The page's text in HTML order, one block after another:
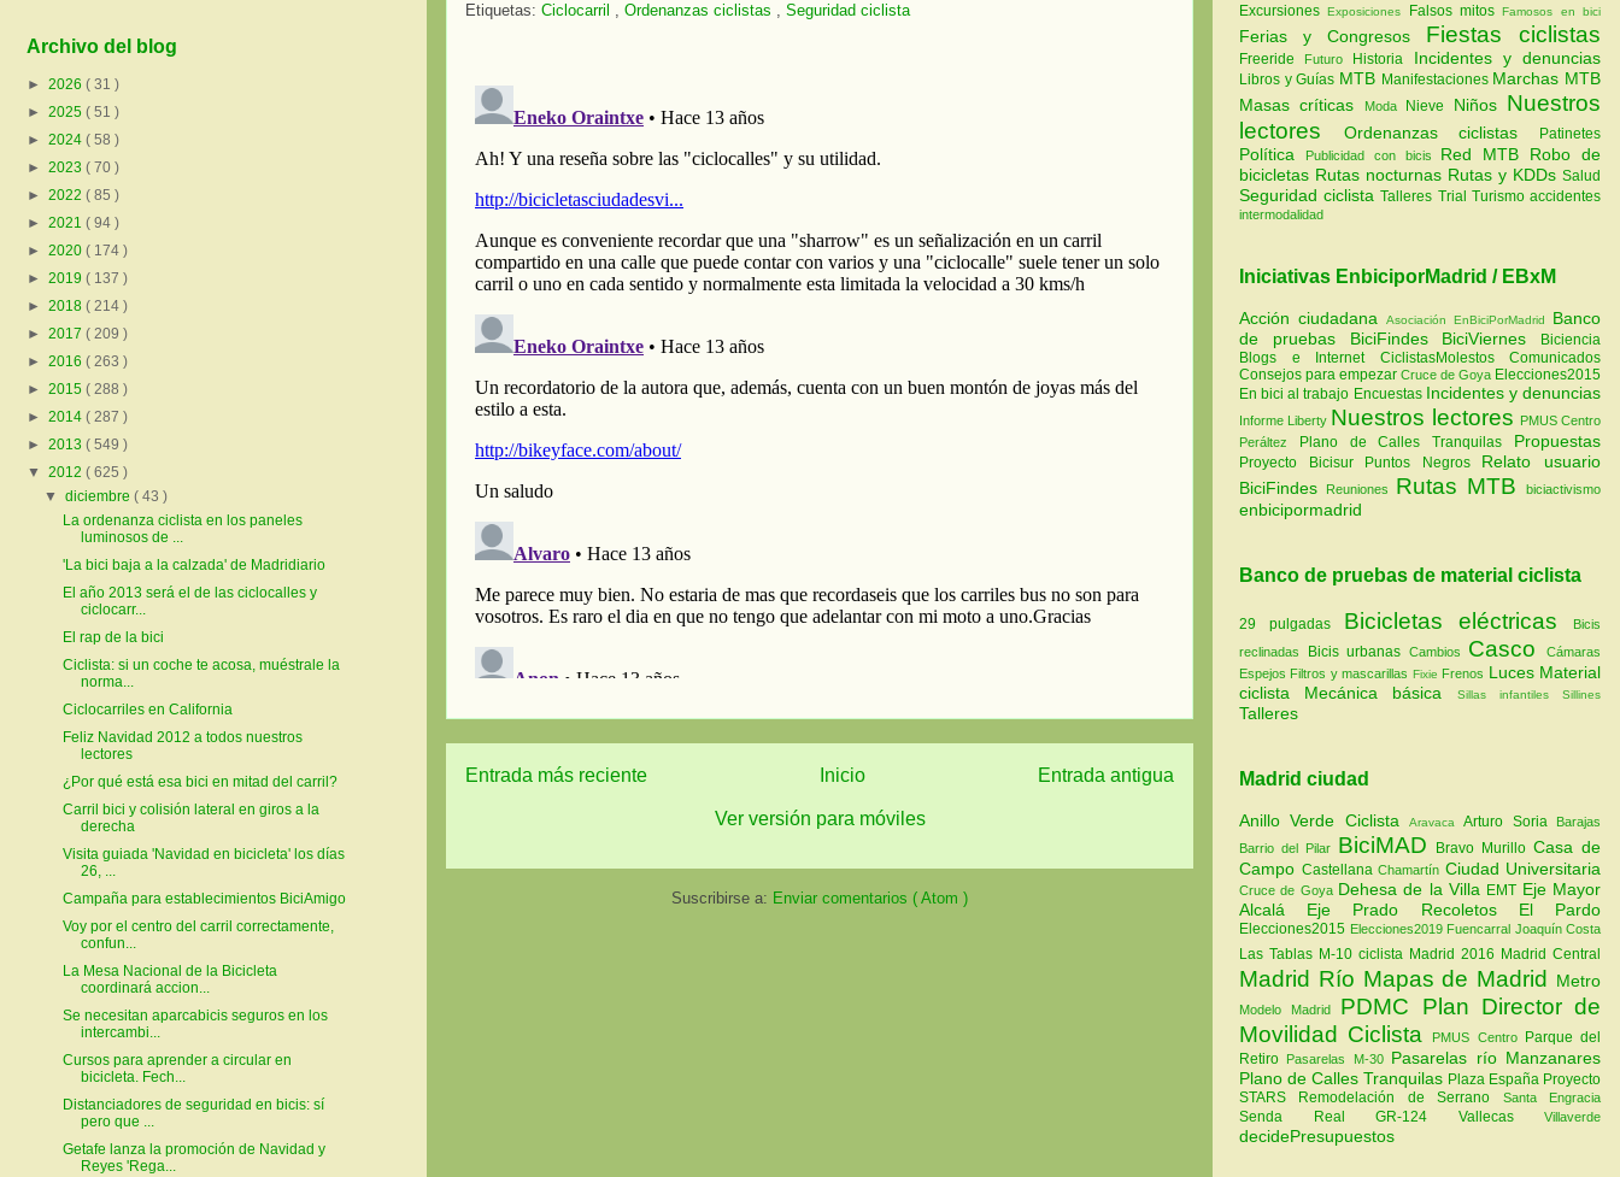
Etiquetas: Ciclocarril , Ordenanzas ciclistas , Seguridad ciclista
Entrada más reciente Entrada antigua
Inicio
Ver versión para móviles
Suscribirse a: Enviar comentarios ( Atom )
Archivo del blog
► 2026 ( 31 )
► 2025 ( 51 )
► 2024 ( 58 )
► 2023 ( 70 )
► 2022 ( 85 )
► 2021 ( 94 )
► 2020 ( 174 )
► 2019 ( 137 )
► 2018 ( 214 )
► 2017 ( 209 )
► 2016 ( 263 )
► 2015 ( 288 )
► 2014 ( 287 )
► 2013 ( 549 )
▼ 2012 ( 625 )
▼diciembre( 43 )
La ordenanza ciclista en los paneles
luminosos de ...
'La bici baja a la calzada' de Madridiario
El año 2013 será el de las ciclocalles y
ciclocarr...
El rap de la bici
Ciclista: si un coche te acosa, muéstrale la
norma...
Ciclocarriles en California
Feliz Navidad 2012 a todos nuestros
lectores
¿Por qué está esa bici en mitad del carril?
Carril bici y colisión lateral en giros a la
derecha
Visita guiada 'Navidad en bicicleta' los días
26, ...
Campaña para establecimientos BiciAmigo
Voy por el centro del carril correctamente,
confun...
La Mesa Nacional de la Bicicleta
coordinará accion...
Se necesitan aparcabicis seguros en los
intercambi...
Cursos para aprender a circular en
bicicleta. Fech...
Distanciadores de seguridad en bicis: sí
pero que ...
Getafe lanza la promoción de Navidad y
Reyes 'Rega...
ExcursionesExposiciones Falsos mitosFamosos en bici
Ferias y Congresos Fiestas ciclistas
Freeride Futuro Historia Incidentes y denuncias
Libros y Guías MTB Manifestaciones Marchas MTB
Masas críticas
Moda Nieve Niños Nuestros
lectores
Ordenanzas ciclistas Patinetes
Política Publicidad con bicis Red MTB Robo de
bicicletas Rutas nocturnas Rutas y KDDs Salud
Seguridad ciclistaTalleres Trial Turismoaccidentes
intermodalidad
Iniciativas EnbiciporMadrid / EBxM
Acción ciudadana Asociación EnBiciPorMadrid
Banco
de pruebas
BiciFindes BiciViernes
Biciencia
Blogs e Internet
CiclistasMolestos
Comunicados
Consejos para empezar Cruce de Goya Elecciones2015
En bici al trabajo Encuestas Incidentes y denuncias
Informe Liberty Nuestros lectores
PMUS Centro
Peráltez
Plano de Calles Tranquilas Propuestas
Proyecto Bicisur Puntos Negros
Relato usuario
BiciFindes
Reuniones Rutas MTB biciactivismo
enbicipormadrid
Banco de pruebas de material ciclista
29 pulgadas Bicicletas eléctricas
Bicis
reclinadas
Bicis urbanas Cambios Casco
Cámaras
Espejos Filtros y mascarillas Fixie Frenos Luces Material
ciclista
Mecánica básica Sillas infantiles Sillines
Talleres
Madrid ciudad
Anillo Verde Ciclista AravacaArturo Soria
Barajas
Barrio del Pilar BiciMAD Bravo MurilloCasa de
Campo Castellana Chamartín Ciudad Universitaria
Cruce de Goya Dehesa de la Villa EMT Eje Mayor
Alcalá Eje Prado Recoletos El Pardo
Elecciones2015 Elecciones2019 Fuencarral Joaquín Costa
Las Tablas M-10 ciclista Madrid 2016 Madrid Central
Madrid Río Mapas de Madrid Metro
Modelo Madrid PDMC Plan Director de
Movilidad Ciclista
PMUS Centro Parque del
Retiro Pasarelas M-30 Pasarelas río Manzanares
Plano de Calles Tranquilas Plaza España Proyecto
STARS Remodelación de Serrano Santa Engracia
Senda Real GR-124 Vallecas Villaverde
decidePresupuestos